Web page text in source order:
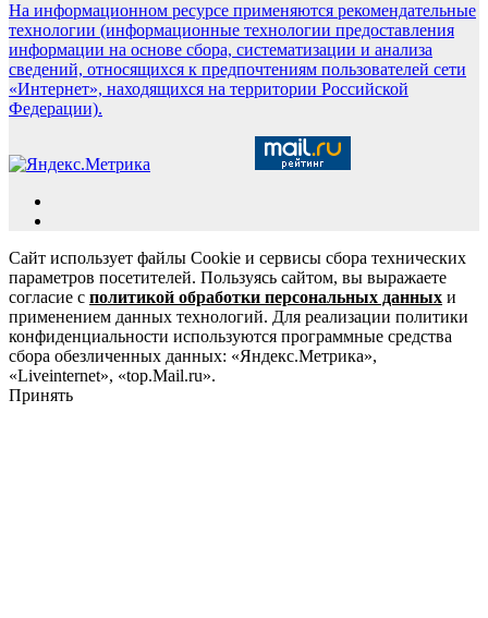
На информационном ресурсе применяются рекомендательные
технологии (информационные технологии предоставления
информации на основе сбора, систематизации и анализа
сведений, относящихся к предпочтениям пользователей сети
«Интернет», находящихся на территории Российской
Федерации).
Сайт использует файлы Cookie и сервисы сбора технических
параметров посетителей. Пользуясь сайтом, вы выражаете
согласие с политикой обработки персональных данных и
применением данных технологий. Для реализации политики
конфиденциальности используются программные средства
сбора обезличенных данных: «Яндекс.Метрика»,
«Liveinternet», «top.Mail.ru».
Принять